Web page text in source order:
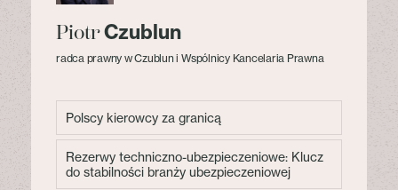
PiotrCzublun
radca prawny w Czublun i Wspólnicy Kancelaria Prawna
Polscy kierowcy za granicą
Rezerwy techniczno-ubezpieczeniowe: Klucz
do stabilności branży ubezpieczeniowej